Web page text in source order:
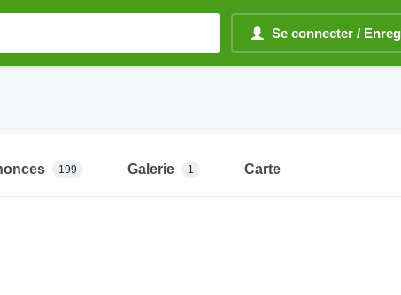
Se connecter /
199 Galerie 1 Carte